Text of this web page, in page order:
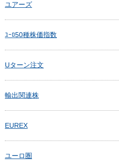
ユアーズ
ﾕｰﾛ50種株価指数
Uターン注文
輸出関連株
EUREX
ユーロ圏